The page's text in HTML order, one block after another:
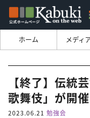
ホーム メディ
【終了】伝統
歌舞伎」が開
2023.06.21 勉強会